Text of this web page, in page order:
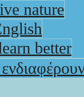
nature
better